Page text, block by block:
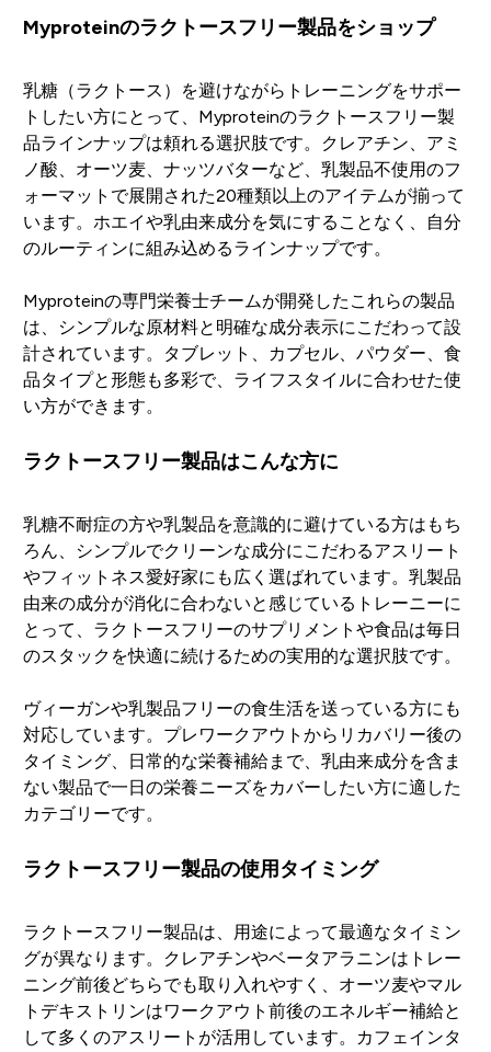
Myproteinのラクトースフリー製品をショップ
乳糖（ラクトース）を避けながらトレーニングをサポー
トしたい方にとって、Myproteinのラクトースフリー製
品ラインナップは頼れる選択肢です。クレアチン、アミ
ノ酸、オーツ麦、ナッツバターなど、乳製品不使用のフ
ォーマットで展開された20種類以上のアイテムが揃って
います。ホエイや乳由来成分を気にすることなく、自分
のルーティンに組み込めるラインナップです。
Myproteinの専門栄養士チームが開発したこれらの製品
は、シンプルな原材料と明確な成分表示にこだわって設
計されています。タブレット、カプセル、パウダー、食
品タイプと形態も多彩で、ライフスタイルに合わせた使
い方ができます。
ラクトースフリー製品はこんな方に
乳糖不耐症の方や乳製品を意識的に避けている方はもち
ろん、シンプルでクリーンな成分にこだわるアスリート
やフィットネス愛好家にも広く選ばれています。乳製品
由来の成分が消化に合わないと感じているトレーニーに
とって、ラクトースフリーのサプリメントや食品は毎日
のスタックを快適に続けるための実用的な選択肢です。
ヴィーガンや乳製品フリーの食生活を送っている方にも
対応しています。プレワークアウトからリカバリー後の
タイミング、日常的な栄養補給まで、乳由来成分を含ま
ない製品で一日の栄養ニーズをカバーしたい方に適した
カテゴリーです。
ラクトースフリー製品の使用タイミング
ラクトースフリー製品は、用途によって最適なタイミン
グが異なります。クレアチンやベータアラニンはトレー
ニング前後どちらでも取り入れやすく、オーツ麦やマル
トデキストリンはワークアウト前後のエネルギー補給と
して多くのアスリートが活用しています。カフェインタ